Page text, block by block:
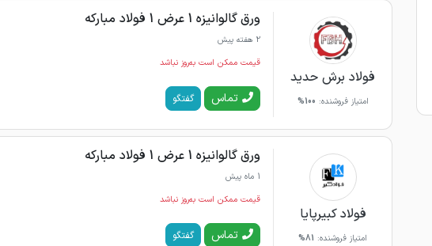
فولاد برش حدید
امتیاز فروشنده: 100%
ورق گالوانیزه 1 عرض 1 فولاد مبارکه
2 هفته پیش
قیمت ممکن است به‌روز نباشد
تماس گفتگو
فولاد کبیرپایا
امتیاز فروشنده: 81%
ورق گالوانیزه 1 عرض 1 فولاد مبارکه
1 ماه پیش
قیمت ممکن است به‌روز نباشد
تماس گفتگو